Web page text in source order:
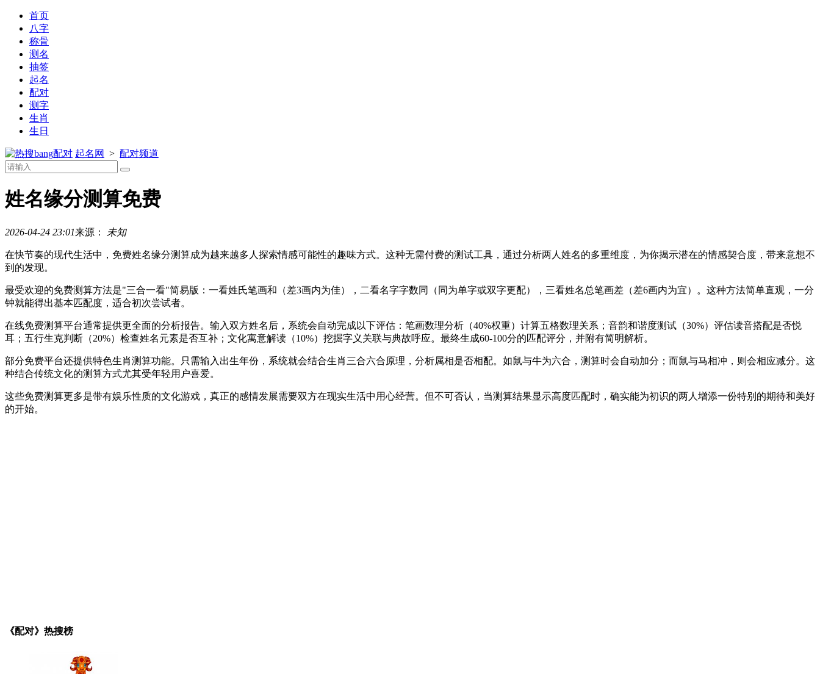
首页
八字
称骨
测名
抽签
起名
配对
测字
生肖
生日
配对 起名网 > 配对频道
姓名缘分测算免费
2026-04-24 23:01来源： 未知
在快节奏的现代生活中，免费姓名缘分测算成为越来越多人探索情感可能性的趣味方式。这种无需付费的测试工具，通过分析两人姓名的多重维度，为你揭示潜在的情感契合度，带来意想不
到的发现。
最受欢迎的免费测算方法是"三合一看"简易版：一看姓氏笔画和（差3画内为佳），二看名字字数同（同为单字或双字更配），三看姓名总笔画差（差6画内为宜）。这种方法简单直观，一分
钟就能得出基本匹配度，适合初次尝试者。
在线免费测算平台通常提供更全面的分析报告。输入双方姓名后，系统会自动完成以下评估：笔画数理分析（40%权重）计算五格数理关系；音韵和谐度测试（30%）评估读音搭配是否悦
耳；五行生克判断（20%）检查姓名元素是否互补；文化寓意解读（10%）挖掘字义关联与典故呼应。最终生成60-100分的匹配评分，并附有简明解析。
部分免费平台还提供特色生肖测算功能。只需输入出生年份，系统就会结合生肖三合六合原理，分析属相是否相配。如鼠与牛为六合，测算时会自动加分；而鼠与马相冲，则会相应减分。这
种结合传统文化的测算方式尤其受年轻用户喜爱。
这些免费测算更多是带有娱乐性质的文化游戏，真正的感情发展需要双方在现实生活中用心经营。但不可否认，当测算结果显示高度匹配时，确实能为初识的两人增添一份特别的期待和美好
的开始。
《配对》热搜榜